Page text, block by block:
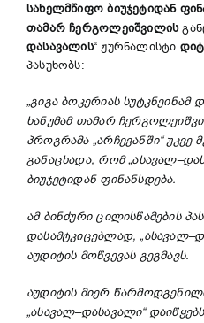
სახელმწიფო ბიუჯეტიდან
თამარ ჩერგოლეიშვილის
დასავალის“ ჟურნალისტი
პასუხობს:
„გიგა ბოკერიას სუტკნეინამ
ხანუმამ თამარ
პროგრამა„არჩევანში“უკვე
განაცხადა, რომ„ასავალ–
ბიუჯეტიდან ფინანსდება.
ამ ბინძური ცილისწამების
დასამტკიცებლად, „ასავალ–
აუდიტის მოწვევას გეგმავს.
აუდიტის მიერ
„ასავალ–დასავალი“ დაიწყებს